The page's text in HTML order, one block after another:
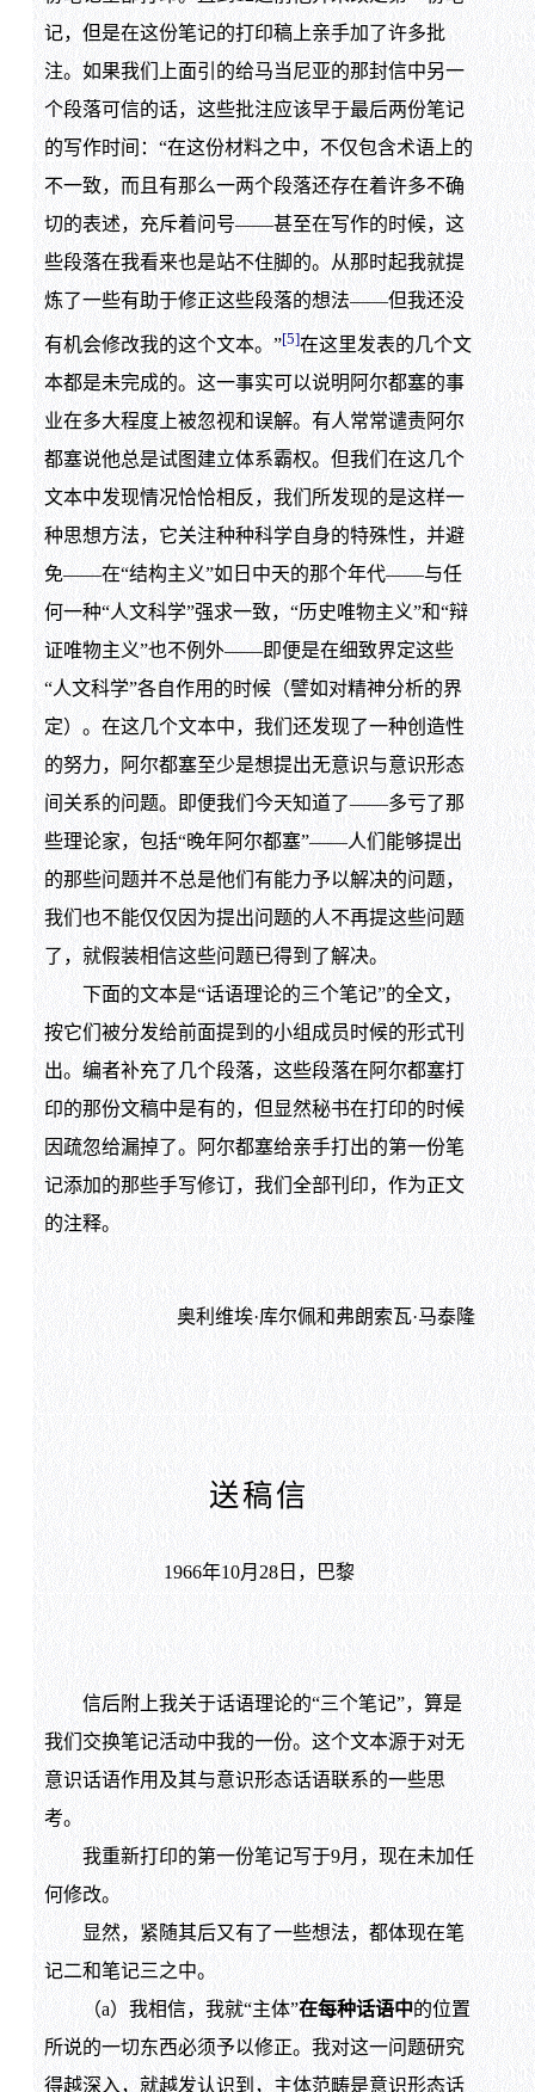
记，但是在这份笔记的打印稿上亲手加了许多批
注。如果我们上面引的给马当尼亚的那封信中另一
个段落可信的话，这些批注应该早于最后两份笔记
的写作时间：“在这份材料之中，不仅包含术语上的
不一致，而且有那么一两个段落还存在着许多不确
切的表述，充斥着问号——甚至在写作的时候，这
些段落在我看来也是站不住脚的。从那时起我就提
炼了一些有助于修正这些段落的想法——但我还没
有机会修改我的这个文本。”[5]在这里发表的几个文
本都是未完成的。这一事实可以说明阿尔都塞的事
业在多大程度上被忽视和误解。有人常常谴责阿尔
都塞说他总是试图建立体系霸权。但我们在这几个
文本中发现情况恰恰相反，我们所发现的是这样一
种思想方法，它关注种种科学自身的特殊性，并避
免——在“结构主义”如日中天的那个年代——与任
何一种“人文科学”强求一致，“历史唯物主义”和“辩
证唯物主义”也不例外——即便是在细致界定这些
“人文科学”各自作用的时候（譬如对精神分析的界
定）。在这几个文本中，我们还发现了一种创造性
的努力，阿尔都塞至少是想提出无意识与意识形态
间关系的问题。即便我们今天知道了——多亏了那
些理论家，包括“晚年阿尔都塞”——人们能够提出
的那些问题并不总是他们有能力予以解决的问题，
我们也不能仅仅因为提出问题的人不再提这些问题
了，就假装相信这些问题已得到了解决。
下面的文本是“话语理论的三个笔记”的全文，
按它们被分发给前面提到的小组成员时候的形式刊
出。编者补充了几个段落，这些段落在阿尔都塞打
印的那份文稿中是有的，但显然秘书在打印的时候
因疏忽给漏掉了。阿尔都塞给亲手打出的第一份笔
记添加的那些手写修订，我们全部刊印，作为正文
的注释。
奥利维埃·库尔佩和弗朗索瓦·马泰隆
送稿信
1966年10月28日，巴黎
信后附上我关于话语理论的“三个笔记”，算是
我们交换笔记活动中我的一份。这个文本源于对无
意识话语作用及其与意识形态话语联系的一些思
考。
我重新打印的第一份笔记写于9月，现在未加任
何修改。
显然，紧随其后又有了一些想法，都体现在笔
记二和笔记三之中。
（a）我相信，我就“主体”在每种话语中的位置
所说的一切东西必须予以修正。我对这一问题研究
得越深入，就越发认识到，主体范畴是意识形态话